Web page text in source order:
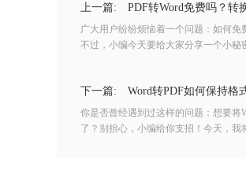
上一篇: PDF转Word免费吗？转
广大用户纷纷烦恼着一个问题：如何免
不过，小编今天要给大家分享一个小秘
下一篇: Word转PDF如何保持格
你是否曾经遇到过这样的问题：想要将
了？别担心，小编给你支招！今天，我